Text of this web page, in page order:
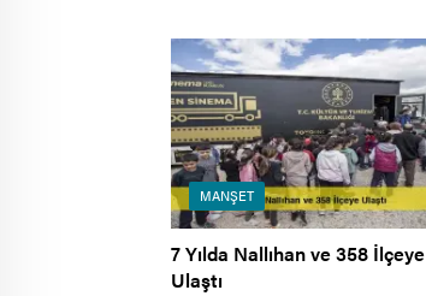
MANŞET
7 Yılda Nallıhan ve 358 İlçeye
Ulaştı